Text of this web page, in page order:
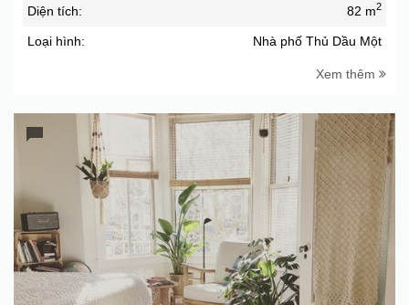
Diện tích: 82 m2
Loại hình: Nhà phố Thủ Dầu Một
Xem thêm